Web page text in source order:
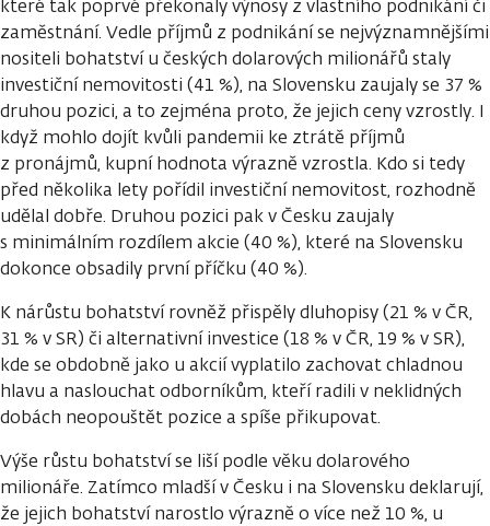
které tak poprvé překonaly výnosy z vlastního podnikání či
zaměstnání. Vedle příjmů z podnikání se nejvýznamnějšími
nositeli bohatství u českých dolarových milionářů staly
investiční nemovitosti (41 %), na Slovensku zaujaly se 37 %
druhou pozici, a to zejména proto, že jejich ceny vzrostly. I
když mohlo dojít kvůli pandemii ke ztrátě příjmů
z pronájmů, kupní hodnota výrazně vzrostla. Kdo si tedy
před několika lety pořídil investiční nemovitost, rozhodně
udělal dobře. Druhou pozici pak v Česku zaujaly
s minimálním rozdílem akcie (40 %), které na Slovensku
dokonce obsadily první příčku (40 %).
K nárůstu bohatství rovněž přispěly dluhopisy (21 % v ČR,
31 % v SR) či alternativní investice (18 % v ČR, 19 % v SR),
kde se obdobně jako u akcií vyplatilo zachovat chladnou
hlavu a naslouchat odborníkům, kteří radili v neklidných
dobách neopouštět pozice a spíše přikupovat.
Výše růstu bohatství se liší podle věku dolarového
milionáře. Zatímco mladší v Česku i na Slovensku deklarují,
že jejich bohatství narostlo výrazně o více než 10 %, u